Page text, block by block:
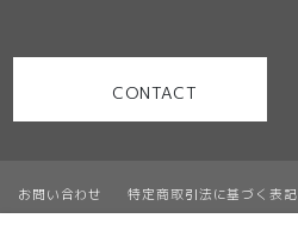
お問い合わせ 特定商取引法に基づく表記
CONTACT